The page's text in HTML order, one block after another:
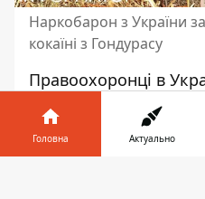
Наркобарон з України
кокаїні з Гондурасу
Правоохоронці в
травня, викрили
злочинного
контрабандою
Головна Актуально